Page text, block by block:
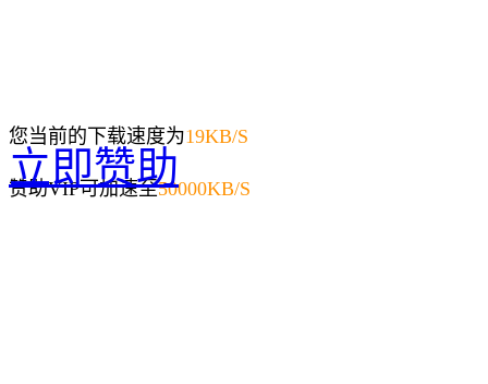
您当前的下载速度为19KB/S
赞助VIP可加速至50000KB/S
立即赞助